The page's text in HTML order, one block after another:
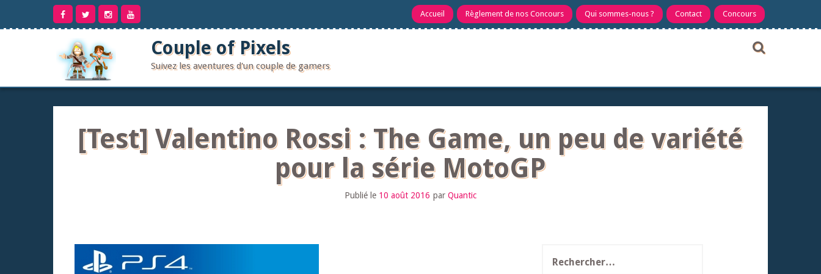
contenu
Accueil Règlement de nos Concours Qui sommes-nous ? Contact Concours
Couple of Pixels
Suivez les aventures d'un couple de gamers
[Test] Valentino Rossi : The Game, un peu de variété
pour la série MotoGP
Publié le 10 août 2016 par Quantic